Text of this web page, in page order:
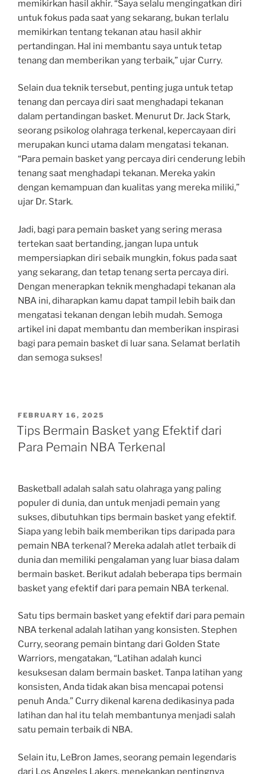
memikirkan hasil akhir. “Saya selalu mengingatkan diri
untuk fokus pada saat yang sekarang, bukan terlalu
memikirkan tentang tekanan atau hasil akhir
pertandingan. Hal ini membantu saya untuk tetap
tenang dan memberikan yang terbaik,” ujar Curry.
Selain dua teknik tersebut, penting juga untuk tetap
tenang dan percaya diri saat menghadapi tekanan
dalam pertandingan basket. Menurut Dr. Jack Stark,
seorang psikolog olahraga terkenal, kepercayaan diri
merupakan kunci utama dalam mengatasi tekanan.
“Para pemain basket yang percaya diri cenderung lebih
tenang saat menghadapi tekanan. Mereka yakin
dengan kemampuan dan kualitas yang mereka miliki,”
ujar Dr. Stark.
Jadi, bagi para pemain basket yang sering merasa
tertekan saat bertanding, jangan lupa untuk
mempersiapkan diri sebaik mungkin, fokus pada saat
yang sekarang, dan tetap tenang serta percaya diri.
Dengan menerapkan teknik menghadapi tekanan ala
NBA ini, diharapkan kamu dapat tampil lebih baik dan
mengatasi tekanan dengan lebih mudah. Semoga
artikel ini dapat membantu dan memberikan inspirasi
bagi para pemain basket di luar sana. Selamat berlatih
dan semoga sukses!
POSTED
ON
FEBRUARY 16, 2025
Tips Bermain Basket yang Efektif dari
Para Pemain NBA Terkenal
Basketball adalah salah satu olahraga yang paling
populer di dunia, dan untuk menjadi pemain yang
sukses, dibutuhkan tips bermain basket yang efektif.
Siapa yang lebih baik memberikan tips daripada para
pemain NBA terkenal? Mereka adalah atlet terbaik di
dunia dan memiliki pengalaman yang luar biasa dalam
bermain basket. Berikut adalah beberapa tips bermain
basket yang efektif dari para pemain NBA terkenal.
Satu tips bermain basket yang efektif dari para pemain
NBA terkenal adalah latihan yang konsisten. Stephen
Curry, seorang pemain bintang dari Golden State
Warriors, mengatakan, “Latihan adalah kunci
kesuksesan dalam bermain basket. Tanpa latihan yang
konsisten, Anda tidak akan bisa mencapai potensi
penuh Anda.” Curry dikenal karena dedikasinya pada
latihan dan hal itu telah membantunya menjadi salah
satu pemain terbaik di NBA.
Selain itu, LeBron James, seorang pemain legendaris
dari Los Angeles Lakers, menekankan pentingnya